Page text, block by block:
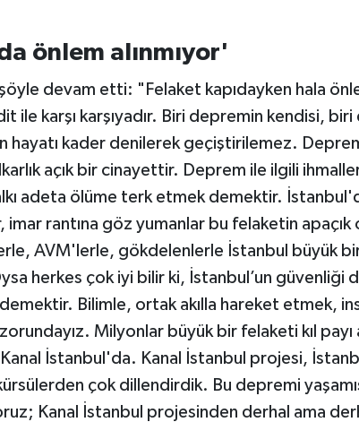
önlem alınmıyor'
devam etti: "Felaket kapıdayken hala
ile karşı karşıyadır. Biri depremin kendisi,
hayatı kader denilerek geçiştirilemez.
açık bir cinayettir. Deprem ile ilgili
adeta ölüme terk etmek demektir.
imar rantına göz yumanlar bu felaketin apaçık
AVM'lerle, gökdelenlerle İstanbul büyük
herkes çok iyi bilir ki, İstanbul’un güvenliği
Bilimle, ortak akılla hareket etmek,
Milyonlar büyük bir felaketi kıl payı
Kanal İstanbul'da. Kanal İstanbul projesi,
çok dillendirdik. Bu depremi
Kanal İstanbul projesinden derhal ama